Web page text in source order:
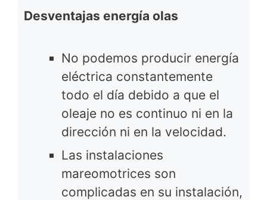
Desventajas energía olas
No podemos producir energía
eléctrica constantemente
todo el día debido a que el
oleaje no es continuo ni en la
dirección ni en la velocidad.
Las instalaciones
mareomotrices son
complicadas en su instalación,